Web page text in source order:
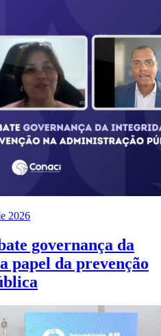
2026
governança da
papel da prevenção